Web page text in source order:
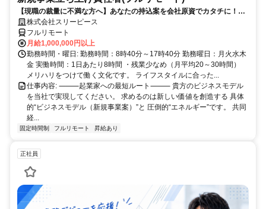
【現職の裁量に不満な方へ】あなたの持込案を会社原資でカタチに！最
短6ヶ月で共同経営者の道へ
株式会社スリーピース
フルリモート
月給1,000,000円以上
勤務時間・曜日: 勤務時間：8時40分～17時40分 勤務曜日：月火水木
金 実働時間：1日あたり8時間 ・残業少なめ（月平均20～30時間）
メリハリをつけて働く文化です。 ライフスタイルに合った...
仕事内容: ⸻起業家への最短ルート⸻ 貴方のビジネスモデル
を当社で実現してください。 求めるのは新しい価値を創造する 具体
的“ビジネスモデル（新規事業案）”と 圧倒的“エネルギー”です。 共同
経...
固定時間制 フルリモート 昇給あり
正社員